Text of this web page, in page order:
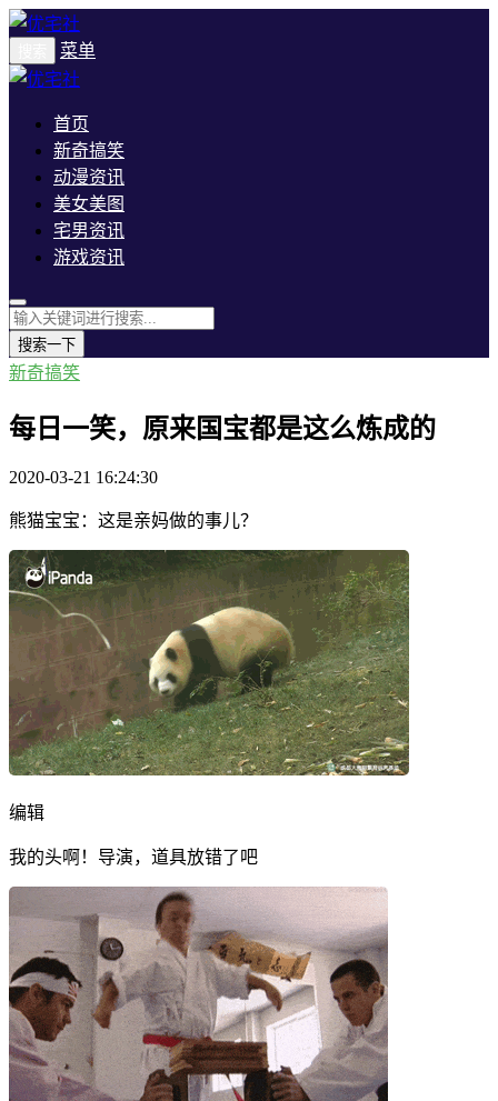
菜单
首页
新奇搞笑
动漫资讯
美女美图
宅男资讯
游戏资讯
搜索一下
新奇搞笑
每日一笑，原来国宝都是这么炼成的
2020-03-21 16:24:30
熊猫宝宝：这是亲妈做的事儿？
编辑
我的头啊！导演，道具放错了吧